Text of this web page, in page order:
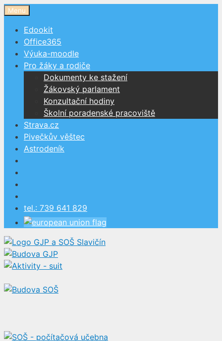
Přeskočit
obsah
Menu
Edookit
Office365
Výuka-moodle
Pro žáky a rodiče
Dokumenty ke stažení
Žákovský parlament
Konzultační hodiny
Školní poradenské pracoviště
Strava.cz
Pivečkův věštec
Astrodeník
tel.: 739 641 829